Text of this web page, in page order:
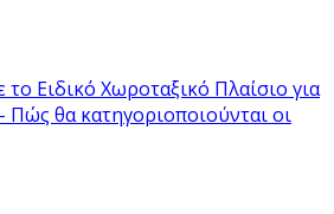
Ειδικό Χωροταξικό Πλαίσιο για
θα κατηγοριοποιούνται οι